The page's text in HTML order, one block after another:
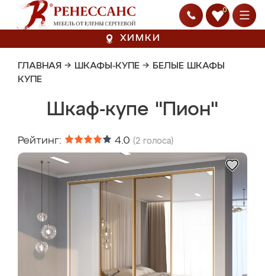
0
ХИМКИ
ГЛАВНАЯ → ШКАФЫ-КУПЕ → БЕЛЫЕ ШКАФЫ
КУПЕ
Шкаф-купе "Пион"
Рейтинг: 4.0 (2 голоса)